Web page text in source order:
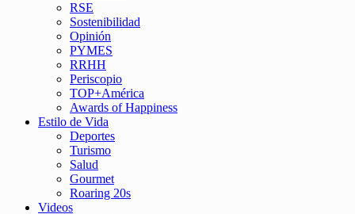
RSE
Sostenibilidad
Opinión
PYMES
RRHH
Periscopio
TOP+América
Awards of Happiness
Estilo de Vida
Deportes
Turismo
Salud
Gourmet
Roaring 20s
Videos